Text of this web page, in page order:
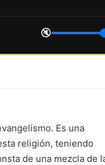
🔇
Es una
religión, teniendo
de una mezcla de